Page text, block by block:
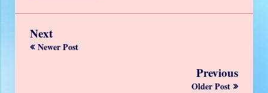
Next
Newer Post
Previous
Older Post